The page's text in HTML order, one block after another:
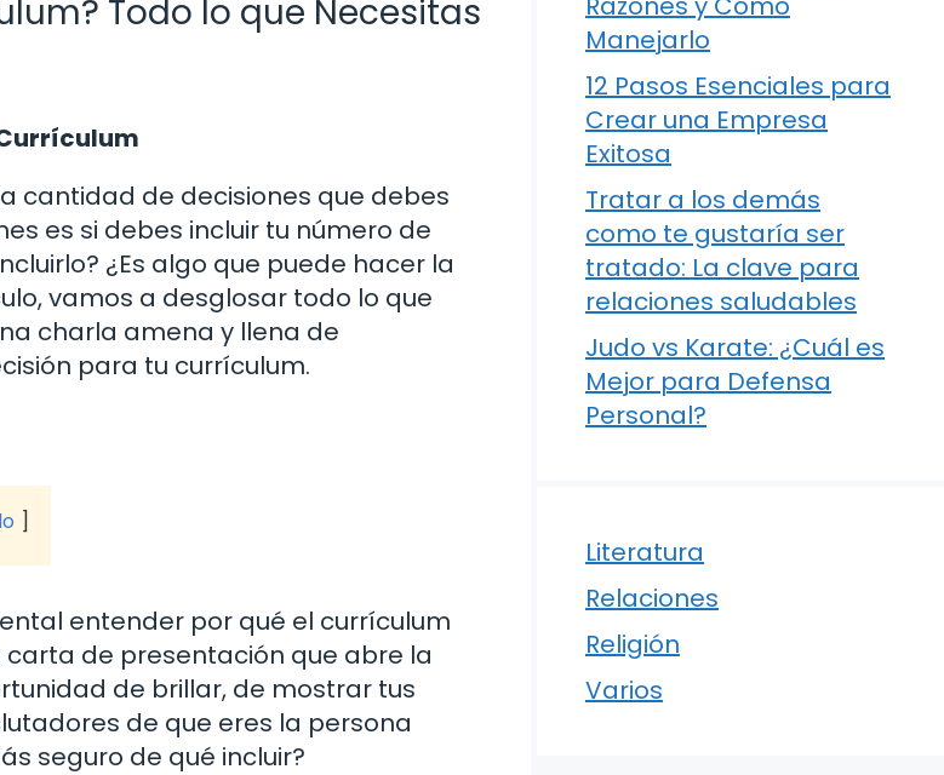
Todo lo que Necesitas
cantidad de decisiones que debes
es si debes incluir tu número de
¿Es algo que puede hacer la
vamos a desglosar todo lo que
charla amena y llena de
para tu currículum.
entender por qué el currículum
de presentación que abre la
de brillar, de mostrar tus
de que eres la persona
seguro de qué incluir?
Manejarlo
12 Pasos Esenciales para
Crear una Empresa
Exitosa
Tratar a los demás
como te gustaría ser
tratado: La clave para
relaciones saludables
Judo vs Karate: ¿Cuál es
Mejor para Defensa
Personal?
Literatura
Relaciones
Religión
Varios